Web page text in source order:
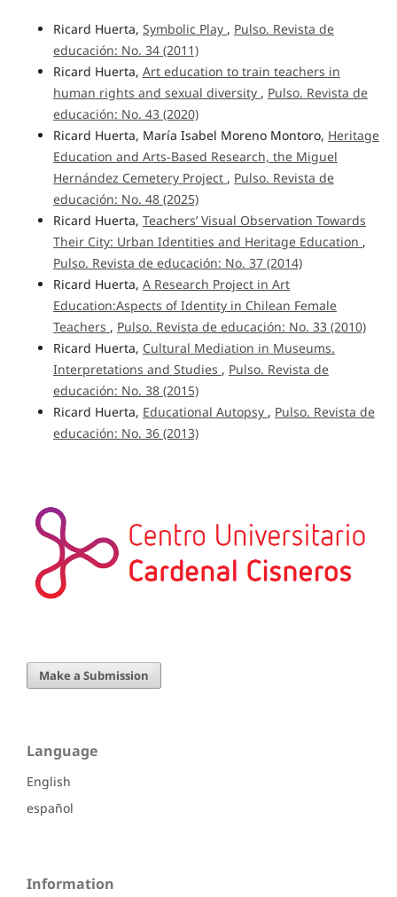
Ricard Huerta, Symbolic Play , Pulso. Revista de
educación: No. 34 (2011)
Ricard Huerta, Art education to train teachers in
human rights and sexual diversity , Pulso. Revista de
educación: No. 43 (2020)
Ricard Huerta, María Isabel Moreno Montoro, Heritage
Education and Arts-Based Research, the Miguel
Hernández Cemetery Project , Pulso. Revista de
educación: No. 48 (2025)
Ricard Huerta, Teachers’ Visual Observation Towards
Their City: Urban Identities and Heritage Education ,
Pulso. Revista de educación: No. 37 (2014)
Ricard Huerta, A Research Project in Art
Education:Aspects of Identity in Chilean Female
Teachers , Pulso. Revista de educación: No. 33 (2010)
Ricard Huerta, Cultural Mediation in Museums.
Interpretations and Studies , Pulso. Revista de
educación: No. 38 (2015)
Ricard Huerta, Educational Autopsy , Pulso. Revista de
educación: No. 36 (2013)
Make a Submission
Language
English
español
Information